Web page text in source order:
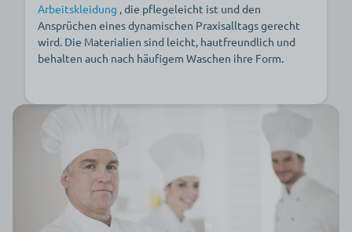
Arbeitskleidung , die pflegeleicht ist und den
Ansprüchen eines dynamischen Praxisalltags gerecht
wird. Die Materialien sind leicht, hautfreundlich und
behalten auch nach häufigem Waschen ihre Form.